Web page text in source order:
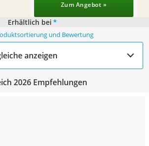
Zum Angebot »
Erhältlich bei *
und Bewertung
anzeigen
2026 Empfehlungen